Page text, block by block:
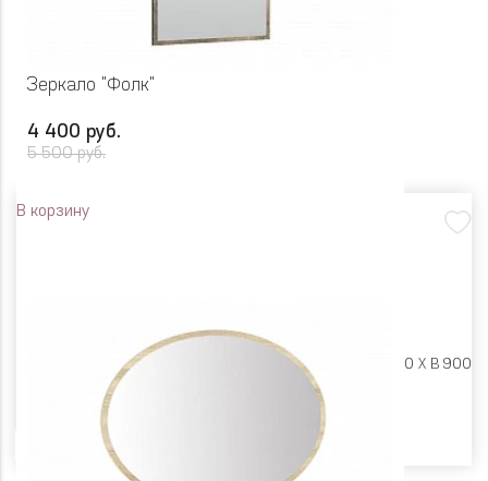
Зеркало "Фолк"
4 400 руб.
5 500 руб.
В корзину
Ш 550 X Г 20 X В 900